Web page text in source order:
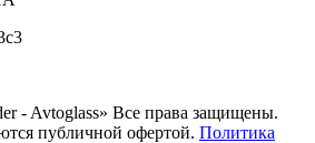
- Avtoglass» Все права защищены.
публичной офертой. Политика